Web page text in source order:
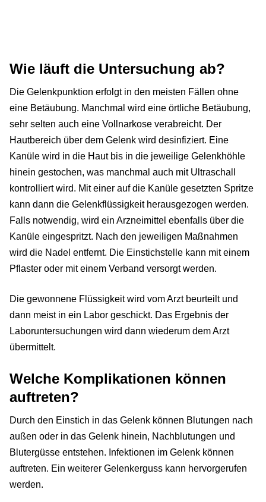
Wie läuft die Untersuchung ab?
Die Gelenkpunktion erfolgt in den meisten Fällen ohne
eine Betäubung. Manchmal wird eine örtliche Betäubung,
sehr selten auch eine Vollnarkose verabreicht. Der
Hautbereich über dem Gelenk wird desinfiziert. Eine
Kanüle wird in die Haut bis in die jeweilige Gelenkhöhle
hinein gestochen, was manchmal auch mit Ultraschall
kontrolliert wird. Mit einer auf die Kanüle gesetzten Spritze
kann dann die Gelenkflüssigkeit herausgezogen werden.
Falls notwendig, wird ein Arzneimittel ebenfalls über die
Kanüle eingespritzt. Nach den jeweiligen Maßnahmen
wird die Nadel entfernt. Die Einstichstelle kann mit einem
Pflaster oder mit einem Verband versorgt werden.
Die gewonnene Flüssigkeit wird vom Arzt beurteilt und
dann meist in ein Labor geschickt. Das Ergebnis der
Laboruntersuchungen wird dann wiederum dem Arzt
übermittelt.
Welche Komplikationen können
auftreten?
Durch den Einstich in das Gelenk können Blutungen nach
außen oder in das Gelenk hinein, Nachblutungen und
Blutergüsse entstehen. Infektionen im Gelenk können
auftreten. Ein weiterer Gelenkerguss kann hervorgerufen
werden.